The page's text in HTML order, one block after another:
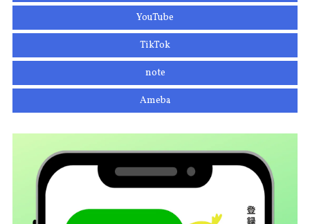
YouTube
TikTok
note
Ameba